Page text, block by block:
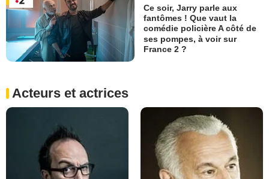
Ce soir, Jarry parle aux
fantômes ! Que vaut la
comédie policière A côté de
ses pompes, à voir sur
France 2 ?
Acteurs et actrices